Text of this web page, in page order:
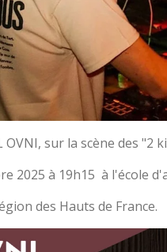
sur la scène des "2
2025 à 19h15 à l'école
des Hauts de France.